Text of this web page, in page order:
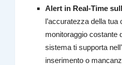
Alert in Real-Time
l’accuratezza della
monitoraggio costante
sistema ti supporta
inserimento o